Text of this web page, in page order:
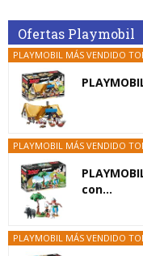
Ofertas Playmobil
PLAYMOBIL MÁS VENDIDO
PLAYMOBIL MÁS VENDIDO
con...
PLAYMOBIL MÁS VENDIDO